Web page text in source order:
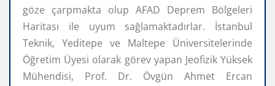
göze çarpmakta olup AFAD Deprem Bölgeleri
Haritası ile uyum sağlamaktadırlar. İstanbul
Teknik, Yeditepe ve Maltepe Üniversitelerinde
Öğretim Üyesi olarak görev yapan Jeofizik Yüksek
Mühendisi, Prof. Dr. Övgün Ahmet Ercan